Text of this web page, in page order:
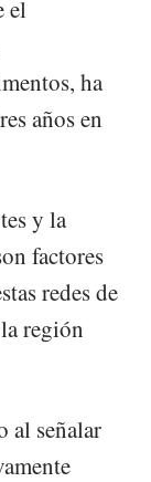
el
ha
años en
y la
factores
redes de
región
al señalar